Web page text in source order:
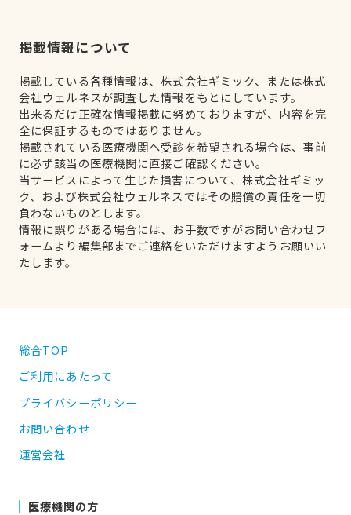
掲載情報について
掲載している各種情報は、株式会社ギミック、または株式
会社ウェルネスが調査した情報をもとにしています。
出来るだけ正確な情報掲載に努めておりますが、内容を完
全に保証するものではありません。
掲載されている医療機関へ受診を希望される場合は、事前
に必ず該当の医療機関に直接ご確認ください。
当サービスによって生じた損害について、株式会社ギミッ
ク、および株式会社ウェルネスではその賠償の責任を一切
負わないものとします。
情報に誤りがある場合には、お手数ですがお問い合わせフ
ォームより編集部までご連絡をいただけますようお願いい
たします。
総合TOP
ご利用にあたって
プライバシーポリシー
お問い合わせ
運営会社
医療機関の方